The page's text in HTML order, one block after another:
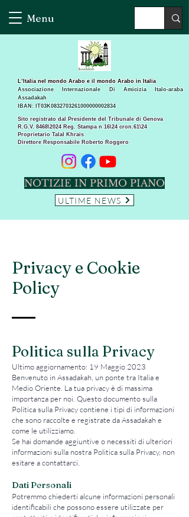
Menu
Sito registrato dal Presidente del Tribunale di Genova
R.G.V. 8468\2024 Reg. Stampa n 16\24 cron.61\24 ​
Proprietario Talal Khrais
Direttore Responsabile Roberto Roggero
L’Italia nel mondo Arabo e il mondo Arabo in Italia
Associazione Internazionale Di Amicizia Italo-araba
Assadakah
IBAN: IT03K0832703261000000002834
NOTIZIE IN PRIMO PIANO
ULTIME NEWS
Privacy e Cookie
Policy
Politica sulla Privacy
Ultimo aggiornamento: 19 Maggio 2023
Benvenuto in Assadakah, un ponte tra Italia e
Medio Oriente. La tua privacy è di massima
importanza per noi. Questo documento sulla
Politica sulla Privacy contiene i tipi di informazioni
che sono raccolte e registrate da Assadakah e
come le utilizziamo.
Se hai domande aggiuntive o necessiti di ulteriori
informazioni sulla nostra Politica sulla Privacy, non
esitare a contattarci.
Dati Personali
Potremmo chiederti alcune informazioni personali
identificabili che possono essere utilizzate per